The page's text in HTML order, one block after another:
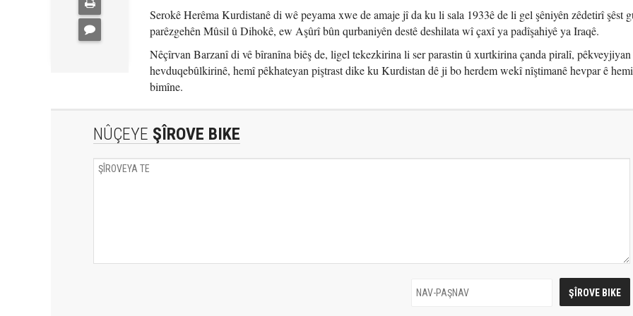
Serokê Herêma Kurdistanê di wê peyama xwe de amaje jî da ku li sala 1933ê de li gel şêniyên zêdetirî şêst
parêzgehên Mûsil û Dihokê, ew Aşûrî bûn qurbaniyên destê deshilata wî çaxî ya padîşahiyê ya Iraqê.
Nêçîrvan Barzanî di vê bîranîna biêş de, ligel tekezkirina li ser parastin û xurtkirina çanda piralî, pêkveyjiyan
hevduqebûlkirinê, hemî pêkhateyan piştrast dike ku Kurdistan dê ji bo herdem wekî nîştimanê hevpar ê
bimîne.
NÛÇEYE ŞÎROVE BIKE